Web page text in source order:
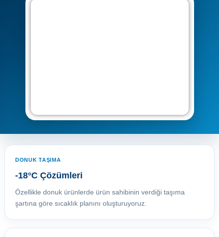
DONUK TAŞIMA
-18°C Çözümleri
Özellikle donuk ürünlerde ürün sahibinin verdiği taşıma
şartına göre sıcaklık planını oluşturuyoruz.